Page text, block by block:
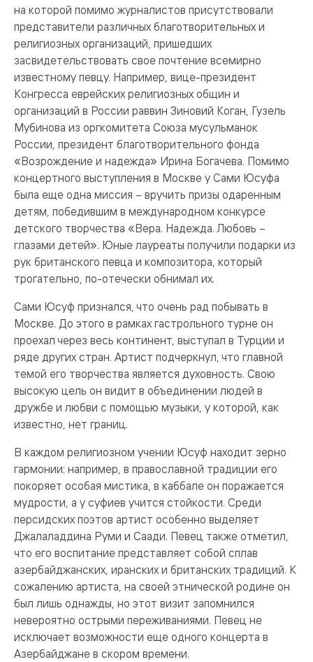
на которой помимо журналистов присутствовали
представители различных благотворительных и
религиозных организаций, пришедших
засвидетельствовать свое почтение всемирно
известному певцу. Например, вице-президент
Конгресса еврейских религиозных общин и
организаций в России раввин Зиновий Коган, Гузель
Мубинова из оргкомитета Союза мусульманок
России, президент благотворительного фонда
«Возрождение и надежда» Ирина Богачева. Помимо
концертного выступления в Москве у Сами Юсуфа
была еще одна миссия – вручить призы одаренным
детям, победившим в международном конкурсе
детского творчества «Вера. Надежда. Любовь –
глазами детей». Юные лауреаты получили подарки из
рук британского певца и композитора, который
трогательно, по-отечески обнимал их.
Сами Юсуф признался, что очень рад побывать в
Москве. До этого в рамках гастрольного турне он
проехал через весь континент, выступал в Турции и
ряде других стран. Артист подчеркнул, что главной
темой его творчества является духовность. Свою
высокую цель он видит в объединении людей в
дружбе и любви с помощью музыки, у которой, как
известно, нет границ.
В каждом религиозном учении Юсуф находит зерно
гармонии: например, в православной традиции его
покоряет особая мистика, в каббале он поражается
мудрости, а у суфиев учится стойкости. Среди
персидских поэтов артист особенно выделяет
Джалаладдина Руми и Саади. Певец также отметил,
что его воспитание представляет собой сплав
азербайджанских, иранских и британских традиций. К
сожалению артиста, на своей этнической родине он
был лишь однажды, но этот визит запомнился
невероятно острыми переживаниями. Певец не
исключает возможности еще одного концерта в
Азербайджане в скором времени.